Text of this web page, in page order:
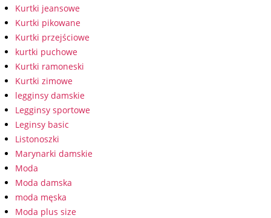
Kurtki jeansowe
Kurtki pikowane
Kurtki przejściowe
kurtki puchowe
Kurtki ramoneski
Kurtki zimowe
legginsy damskie
Legginsy sportowe
Leginsy basic
Listonoszki
Marynarki damskie
Moda
Moda damska
moda męska
Moda plus size